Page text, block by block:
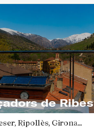
de Ribes
Ripollès, Girona